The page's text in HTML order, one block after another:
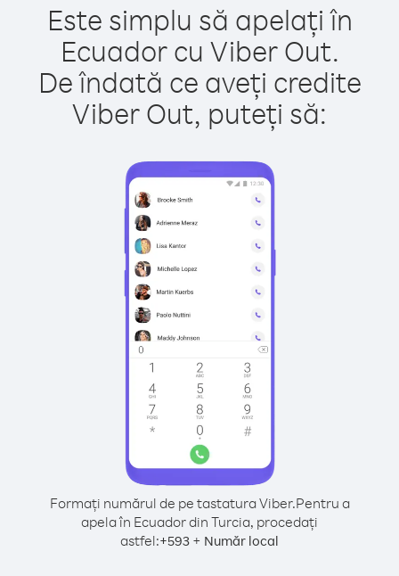
Este simplu să apelați în
Ecuador cu Viber Out.
De îndată ce aveți credite
Viber Out, puteți să:
Formați numărul de pe tastatura Viber.Pentru a
apela în Ecuador din Turcia, procedați
astfel:+593 + Număr local